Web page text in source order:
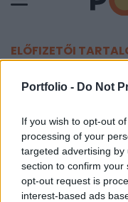
Portfolio - Do Not
If you wish to opt-out
processing of your
targeted advertising
section to confirm your
opt-out request is
interest-based ads
ELŐFIZETŐI
Megszólalt
Portfolio
2024. szeptember 09. 08:36
Szeptember